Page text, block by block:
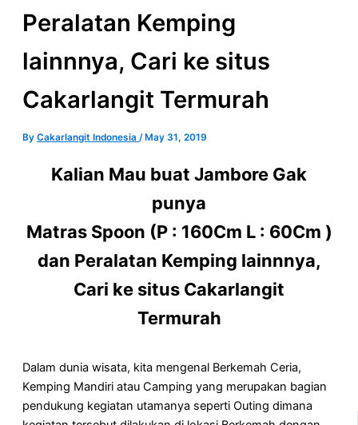
Peralatan Kemping
lainnnya, Cari ke situs
Cakarlangit Termurah
By Cakarlangit Indonesia / May 31, 2019
Kalian Mau buat Jambore Gak
punya
Matras Spoon (P : 160Cm L : 60Cm )
dan Peralatan Kemping lainnnya,
Cari ke situs Cakarlangit
Termurah
Dalam dunia wisata, kita mengenal Berkemah Ceria,
Kemping Mandiri atau Camping yang merupakan bagian
pendukung kegiatan utamanya seperti Outing dimana